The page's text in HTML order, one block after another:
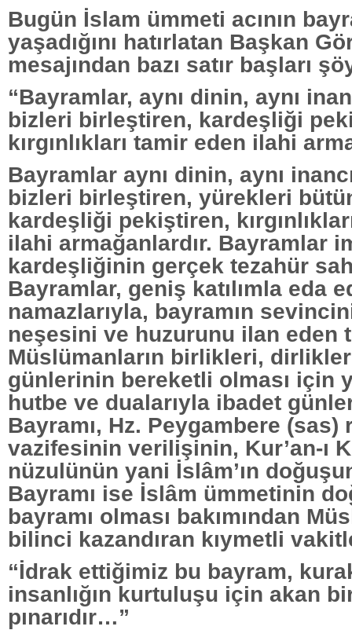
Bugün İslam ümmeti acının
yaşadığını hatırlatan Başkan
mesajından bazı satır başları
“Bayramlar, aynı dinin, aynı
bizleri birleştiren, kardeşliği
kırgınlıkları tamir eden ilahi
Bayramlar aynı dinin, aynı
bizleri birleştiren, yürekleri
kardeşliği pekiştiren,
ilahi armağanlardır. Bayramlar
kardeşliğinin gerçek tezahür
Bayramlar, geniş katılımla eda
namazlarıyla, bayramın
neşesini ve huzurunu ilan eden
Müslümanların birlikleri,
günlerinin bereketli olması için
hutbe ve dualarıyla ibadet
Bayramı, Hz. Peygambere (sas)
vazifesinin verilişinin, Kur’an-ı
nüzulünün yani İslâm’ın
Bayramı ise İslâm ümmetinin
bayramı olması bakımından
bilinci kazandıran kıymetli
“İdrak ettiğimiz bu bayram,
insanlığın kurtuluşu için akan
pınarıdır…”